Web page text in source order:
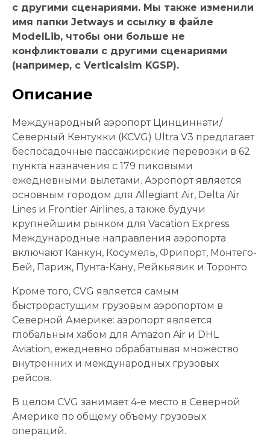
с другими сценариями. Мы также изменили
имя папки Jetways и ссылку в файле
ModelLib, чтобы они больше не
конфликтовали с другими сценариями
(например, с Verticalsim KGSP).
Описание
Международный аэропорт Цинциннати/
Северный Кентукки (KCVG) Ultra V3 предлагает
беспосадочные пассажирские перевозки в 62
пункта назначения с 179 пиковыми
ежедневными вылетами. Аэропорт является
основным городом для Allegiant Air, Delta Air
Lines и Frontier Airlines, а также будучи
крупнейшим рынком для Vacation Express.
Международные направления аэропорта
включают Канкун, Косумель, Фрипорт, Монтего-
Бей, Париж, Пунта-Кану, Рейкьявик и Торонто.
Кроме того, CVG является самым
быстрорастущим грузовым аэропортом в
Северной Америке: аэропорт является
глобальным хабом для Amazon Air и DHL
Aviation, ежедневно обрабатывая множество
внутренних и международных грузовых
рейсов.
В целом CVG занимает 4-е место в Северной
Америке по общему объему грузовых
операций.